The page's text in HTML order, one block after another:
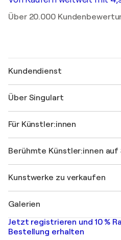
Über 20.000
Kundendienst
Versand
Einen Gutschein verschenken
Werden Sie Mitglied unseres
Ihr Konto
+49 30 31196995
Über Singulart
FAQ
Singulart-Magazin
Jobs
Entdecken Sie kuratierte
Für Künstler:innen
Als Künstler anmelden
Berühmte Künstler:innen auf
Marc Chagall
Banksy
Mr. Brainwash
Shepard Fairey
Kunstwerke zu verkaufen
Abstrakte Gemälde zu
Landschaftsgemälde
Drucke
Galerien
Kunstgalerien in Deutschland
Kunstgalerien in Schweiz
Jetzt registrieren und 10 %
Bestellung erhalten